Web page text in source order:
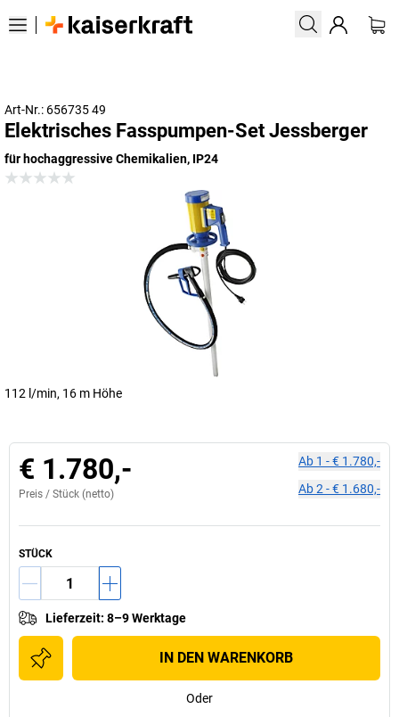
Art-Nr.: 656735 49
Elektrisches Fasspumpen-Set Jessberger
für hochaggressive Chemikalien, IP24
112 l/min, 16 m Höhe
€ 1.780,-
Preis / Stück (netto)
Ab 1 -€ 1.780,-
Ab2 -€ 1.680,-
STÜCK
Lieferzeit: 8–9 Werktage
IN DEN WARENKORB
Oder